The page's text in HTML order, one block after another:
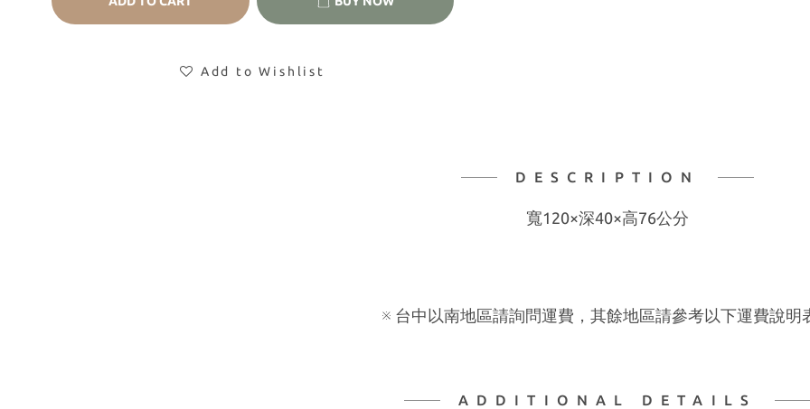
Add to Wishlist
DESCRIPTION
寬120×深40×高76公分
※ 台中以南地區請詢問運費，其餘地區請參考以下運費說明
ADDITIONAL DETAILS